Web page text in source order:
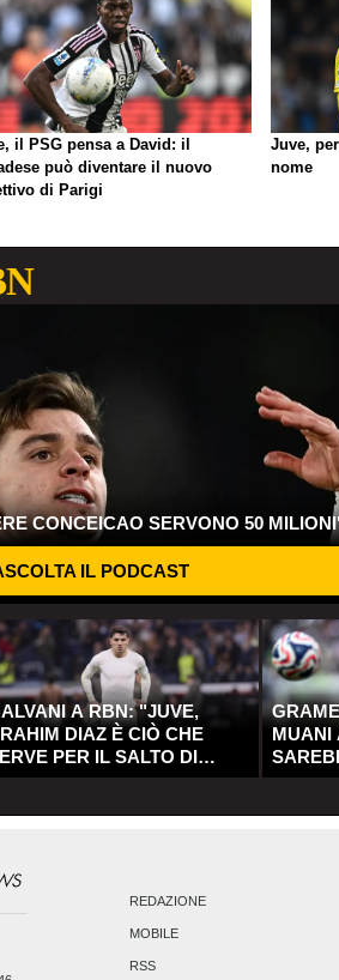
il PSG pensa a David: il
può diventare il nuovo
di Parigi
Juve,
nome
CONCEICAO SERVONO 50
IL PODCAST
A RBN: "JUVE,
DIAZ È CIÒ CHE
PER IL SALTO DI
MUANI
REDAZIONE
MOBILE
RSS